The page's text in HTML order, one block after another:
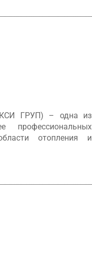
ГРУП) – одна из
профессиональных
отопления и